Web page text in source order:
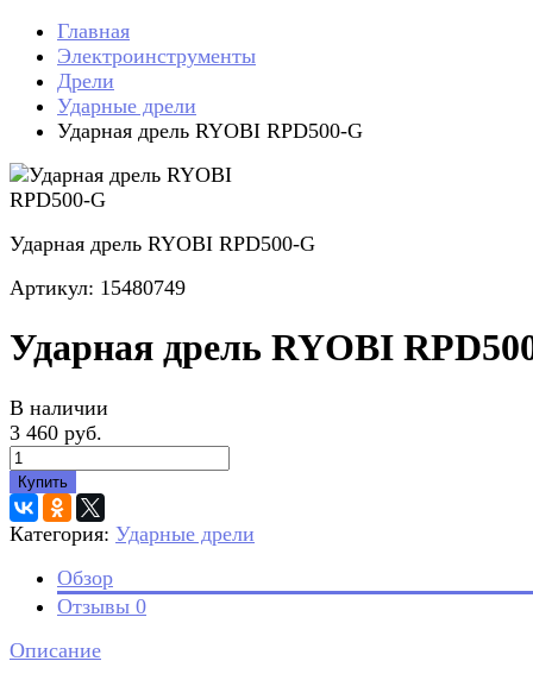
Главная
Электроинструменты
Дрели
Ударные дрели
Ударная дрель RYOBI RPD500-G
Ударная дрель RYOBI RPD500-G
Артикул: 15480749
Ударная дрель RYOBI
В наличии
3 460 руб.
Купить
Категория: Ударные дрели
Обзор
Отзывы 0
Описание